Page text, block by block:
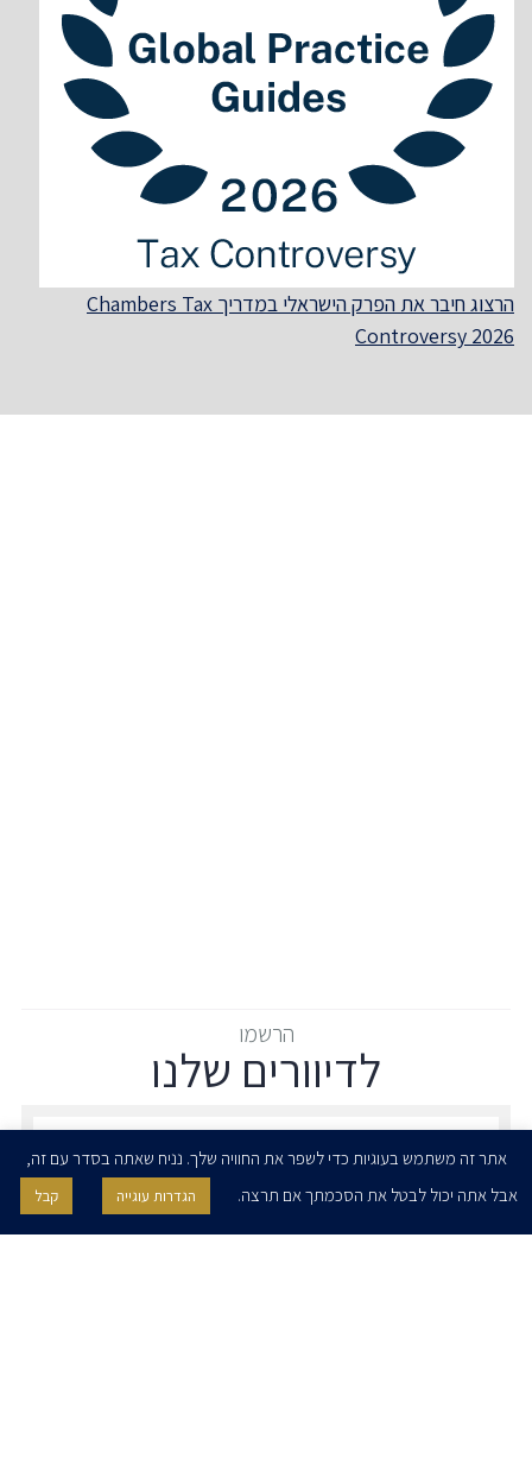
הרצוג חיבר את הפרק הישראלי במדריך Chambers Tax
Controversy 2026
הרשמו
לדיוורים שלנו
אני מאשר/ת בזאת להרצוג, פוקס, נאמן ושות' לשלוח לי ניוזלטרים,
הודעות והזמנות לאירועים וכנסים. אני רשאי/ת לחזור בי מהסכמתי לעיל בכל
אתר זה משתמש בעוגיות כדי לשפר את החוויה שלך. נניח שאתה בסדר עם זה,
אבל אתה יכול לבטל את הסכמתך אם תרצה.
הגדרות עוגייה קבל